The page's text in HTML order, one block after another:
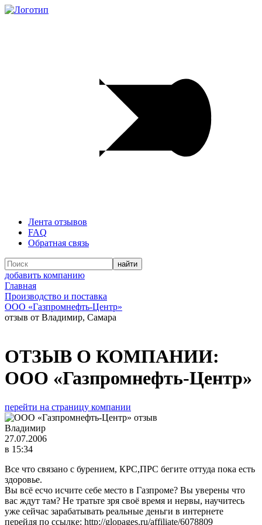
Лента отзывов
FAQ
Обратная связь
добавить компанию
Главная
Производство и поставка
ООО «Газпромнефть-Центр»
отзыв от Владимир, Самара
ОТЗЫВ О КОМПАНИИ:
ООО «Газпромнефть-Центр»
перейти на страницу компании
Владимир
27.07.2006
в 15:34
Все что связано с бурением, КРС,ПРС бегите оттуда пока есть
здоровье.
Вы всё есчо исчите себе место в Газпроме? Вы уверены что
вас ждут там? Не тратьте зря своё время и нервы, научитесь
уже сейчас зарабатывать реальные деньги в интернете
перейдя по ссылке: http://glopages.ru/affiliate/6078809